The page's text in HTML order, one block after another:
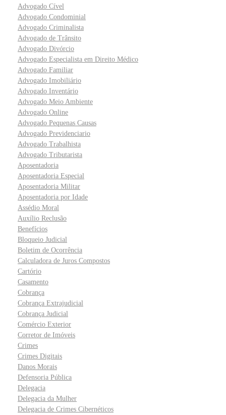
Advogado Cível
Advogado Condominial
Advogado Criminalista
Advogado de Trânsito
Advogado Divórcio
Advogado Especialista em Direito Médico
Advogado Familiar
Advogado Imobiliário
Advogado Inventário
Advogado Meio Ambiente
Advogado Online
Advogado Pequenas Causas
Advogado Previdenciario
Advogado Trabalhista
Advogado Tributarista
Aposentadoria
Aposentadoria Especial
Aposentadoria Militar
Aposentadoria por Idade
Assédio Moral
Auxílio Reclusão
Benefícios
Bloqueio Judicial
Boletim de Ocorrência
Calculadora de Juros Compostos
Cartório
Casamento
Cobrança
Cobrança Extrajudicial
Cobrança Judicial
Comércio Exterior
Corretor de Imóveis
Crimes
Crimes Digitais
Danos Morais
Defensoria Pública
Delegacia
Delegacia da Mulher
Delegacia de Crimes Cibernéticos